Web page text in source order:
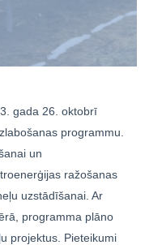
gada 26. oktobrī
programmu.
un
ražošanas
uzstādīšanai. Ar
programma plāno
projektus. Pieteikumi